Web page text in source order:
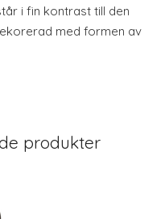
i fin kontrast till den
med formen av
produkter